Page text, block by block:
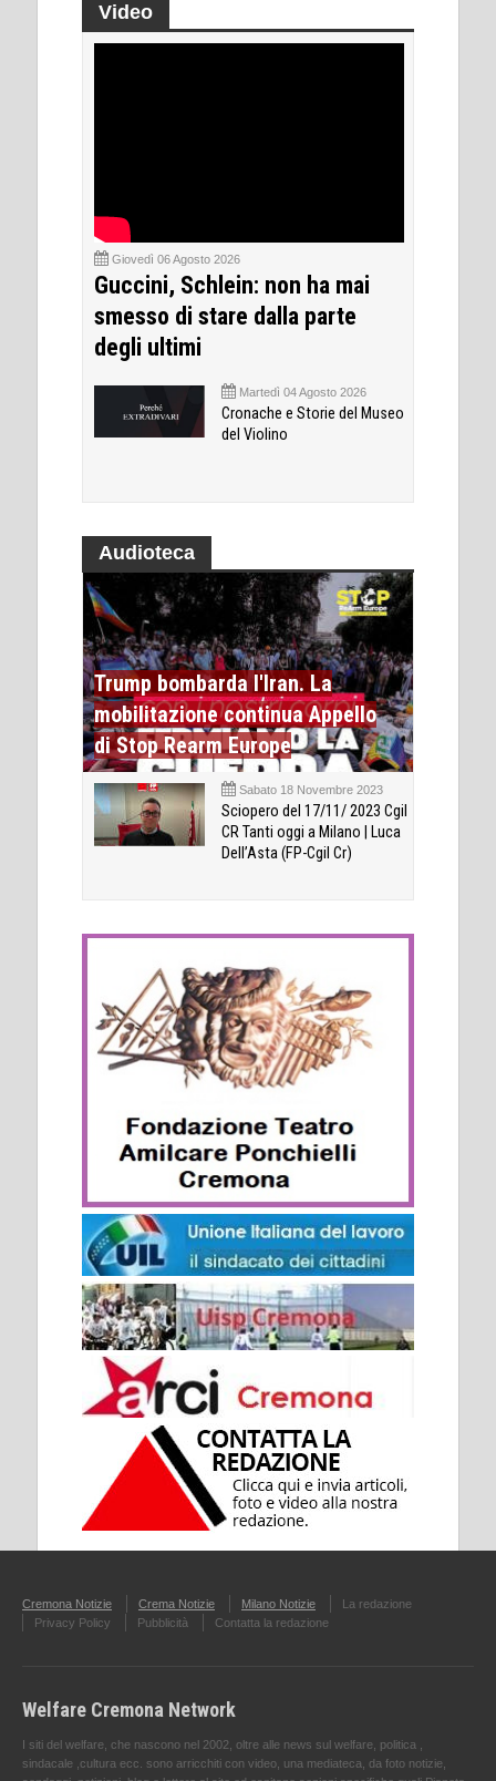
Video
Giovedì 06 Agosto 2026
Guccini, Schlein: non ha mai
smesso di stare dalla parte
degli ultimi
Martedì 04 Agosto 2026
Cronache e Storie del Museo
del Violino
Audioteca
Trump bombarda l'Iran. La
mobilitazione continua Appello
di Stop Rearm Europe
Sabato 18 Novembre 2023
Sciopero del 17/11/ 2023 Cgil
CR Tanti oggi a Milano | Luca
Dell’Asta (FP-Cgil Cr)
Cremona Notizie Crema Notizie Milano Notizie
La redazione
Privacy Policy
Pubblicità Contatta la redazione
Welfare Cremona Network
I siti del welfare, che nascono nel 2002, oltre alle news sul welfare, politica ,
sindacale ,cultura ecc. sono arricchiti con video, una mediateca, da foto notizie,